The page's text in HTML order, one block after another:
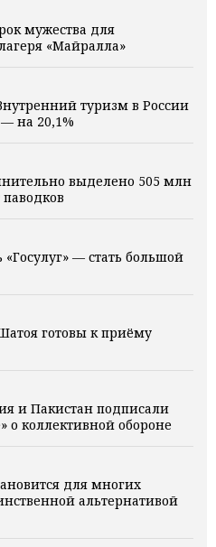
мужества для
«Майралла»
туризм в России
на 20,1%
выделено 505 млн
— стать большой
готовы к приёму
и Пакистан подписали
о коллективной обороне
для многих
альтернативой